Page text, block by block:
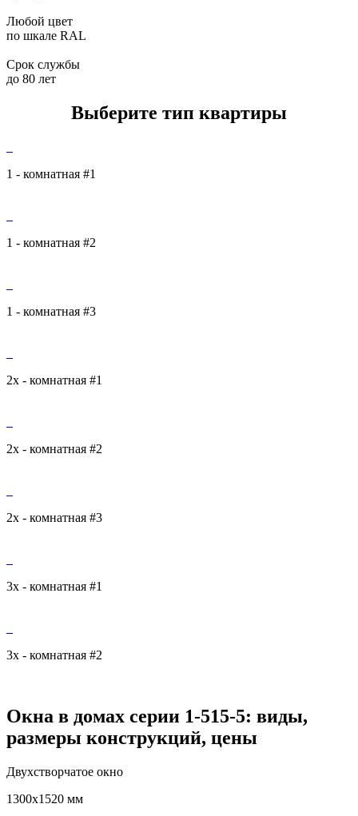
Любой цвет
по шкале RAL
Срок службы
до 80 лет
Выберите тип квартиры
1 - комнатная #1
1 - комнатная #2
1 - комнатная #3
2х - комнатная #1
2х - комнатная #2
2х - комнатная #3
3х - комнатная #1
3х - комнатная #2
Окна в домах серии 1-515-5: виды,
размеры конструкций, цены
Двухстворчатое окно
1300x1520 мм